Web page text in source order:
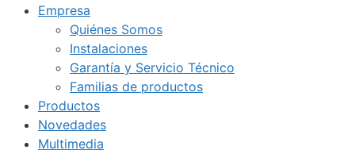
Empresa
Quiénes Somos
Instalaciones
Garantía y Servicio Técnico
Familias de productos
Productos
Novedades
Multimedia